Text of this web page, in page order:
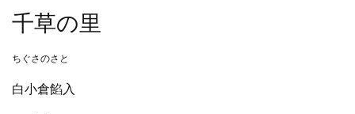
千草の里
ちぐさのさと
白小倉餡入